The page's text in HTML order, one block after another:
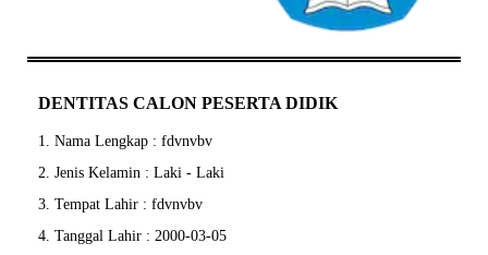
DENTITAS CALON PESERTA DIDIK
1. Nama Lengkap : fdvnvbv
2. Jenis Kelamin : Laki - Laki
3. Tempat Lahir : fdvnvbv
4. Tanggal Lahir : 2000-03-05